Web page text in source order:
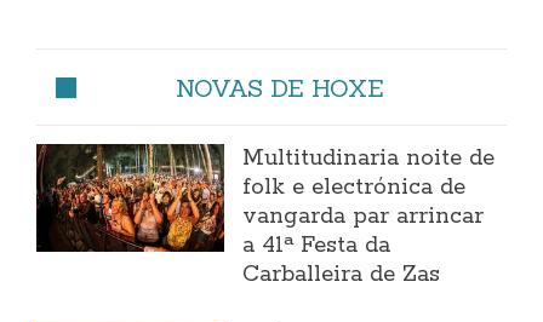
NOVAS DE HOXE
Multitudinaria noite de
folk e electrónica de
vangarda par arrincar
a 41ª Festa da
Carballeira de Zas